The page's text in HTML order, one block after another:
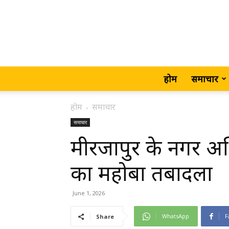
होम समाचार
होम समाचार
समाचार
मीरजापुर के नगर
का महोबा तबादला
June 1, 2026
Share WhatsApp